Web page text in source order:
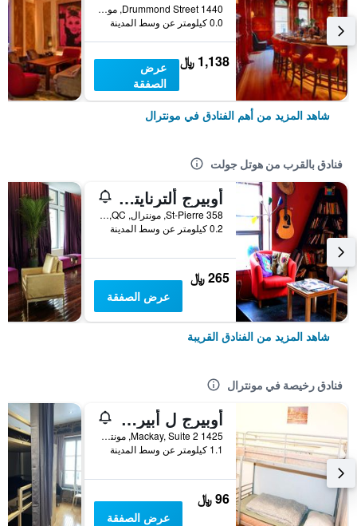
1440 Drummond Street, مونترال, QC, كندا
0.0 كيلومتر عن وسط المدينة
1,138 ﷼
عرض
الصفقة
شاهد المزيد من أهم الفنادق في مونترال
فنادق بالقرب من هوتل جولت
أوبيرج ألترنايتف دو فيو مونتريال - هوستل
358 St-Pierre, مونترال, QC, كندا
0.2 كيلومتر عن وسط المدينة
265 ﷼
عرض الصفقة
شاهد المزيد من الفنادق القريبة
فنادق رخيصة في مونترال
أوبيرج ل أبيرو - هوستل
1425 Mackay, Suite 2, مونترال, QC, كندا
1.1 كيلومتر عن وسط المدينة
96 ﷼
عرض الصفقة